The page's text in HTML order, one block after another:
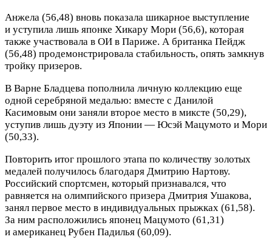
Анжела (56,48) вновь показала шикарное выступление
и уступила лишь японке Хикару Мори (56,6), которая
также участвовала в ОИ в Париже. А британка Пейдж
(56,48) продемонстрировала стабильность, опять замкнув
тройку призеров.
В Варне Бладцева пополнила личную коллекцию еще
одной серебряной медалью: вместе с Данилой
Касимовым они заняли второе место в миксте (50,29),
уступив лишь дуэту из Японии — Юсэй Мацумото и Мори
(50,33).
Повторить итог прошлого этапа по количеству золотых
медалей получилось благодаря Дмитрию Нартову.
Российский спортсмен, который признавался, что
равняется на олимпийского призера Дмитрия Ушакова,
занял первое место в индивидуальных прыжках (61,58).
За ним расположились японец Мацумото (61,31)
и американец Рубен Падилья (60,09).